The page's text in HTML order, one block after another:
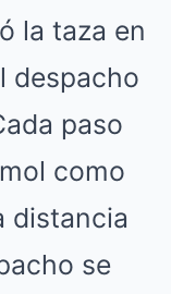
la taza en
despacho
paso
como
distancia
se